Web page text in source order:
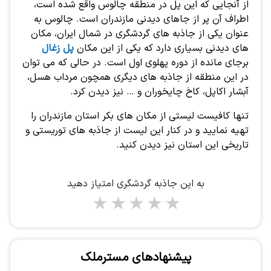
از آنجایی که این پل در منطقه چالوس واقع شده است،
اطراف آن پر از جاهای دیدنی مازندران است. چالوس به
عنوان یکی از جاذبه های گردشگری در شمال ایران، مکان
های دیدنی بسیاری دارد که یکی از این مکان پل زغال
برجای مانده از دوره پهلوی اول است. در حالی که می توان
در این منطقه از جاذبه های دیگری همچون مرداب هسل،
آبشار اکاپل، کاخ چایخوران و … نیز دیدن کرد.
تنها کافیست لیستی از مکان های بکر استان مازندران را
تهیه نمایید و در کنار این لیست از جاذبه های توریستی و
تاریخی این استان نیز دیدن کنید.
به این جاذبه گردشگری امتیاز دهید
5 stars
4 stars
3 stars
2 stars
پیشنهادهای مسترملک